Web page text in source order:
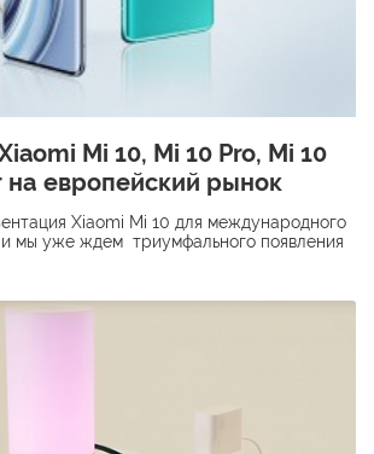
Mi 10, Mi 10 Pro, Mi 10
на европейский рынок
Xiaomi Mi 10 для международного
мы уже ждем триумфального появления